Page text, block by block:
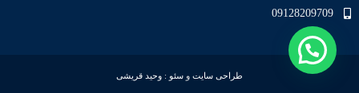
09128209709
طراحی سایت و سئو : وحید قریشی